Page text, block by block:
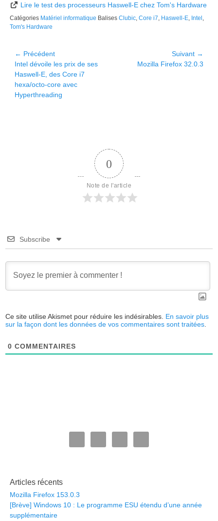
Lire le test des processeurs Haswell-E chez Tom's Hardware
Catégories Matériel informatique Balises Clubic, Core i7, Haswell-E, Intel ,
Tom's Hardware
Navigation
de
l’article
← Précédent
Article
précédent :
Intel dévoile les prix de ses
Haswell-E, des Core i7
hexa/octo-core avec
Hyperthreading
Suivant →
Mozilla Firefox 32.0.3
0
Note de l'article
Subscribe
Ce site utilise Akismet pour réduire les indésirables. En savoir plus
sur la façon dont les données de vos commentaires sont traitées
0 COMMENTAIRES
Articles récents
Mozilla Firefox 153.0.3
[Brève] Windows 10 : Le programme ESU étendu d’une année
supplémentaire